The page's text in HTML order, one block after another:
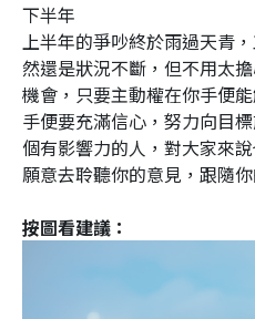
下半年
上半年的爭吵終於雨過天青
然還是狀況不斷，但不用太
機會，只要主動權在你手便
手便要充滿信心，努力向目
個有影響力的人，對大家來
願意去聆聽你的意見，跟隨你
按圖看建議：